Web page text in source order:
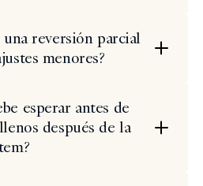
reversión parcial
menores?
esperar antes de
después de la